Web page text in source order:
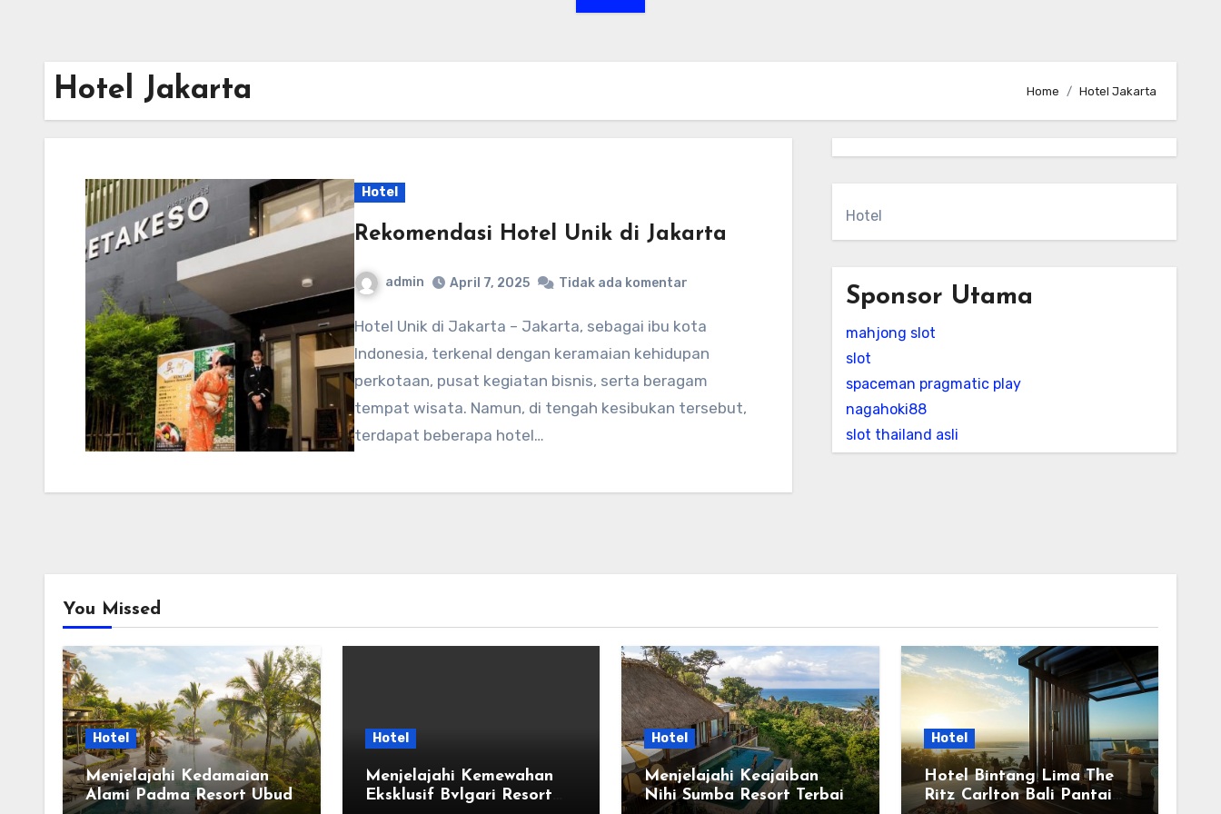
Hotel Jakarta Home Hotel Jakarta
Hotel
Rekomendasi Hotel Unik di Jakarta
admin April 7, 2025 Tidak ada komentar
Hotel Unik di Jakarta – Jakarta, sebagai ibu kota
Indonesia, terkenal dengan keramaian kehidupan
perkotaan, pusat kegiatan bisnis, serta beragam
tempat wisata. Namun, di tengah kesibukan tersebut,
terdapat beberapa hotel…
Hotel
Sponsor Utama
mahjong slot
slot
spaceman pragmatic play
nagahoki88
slot thailand asli
You Missed
Hotel
Menjelajahi Kedamaian
Alami Padma Resort Ubud
Hotel
Menjelajahi Kemewahan
Eksklusif Bvlgari Resort
Hotel
Menjelajahi Keajaiban
Nihi Sumba Resort Terbaik
Hotel
Hotel Bintang Lima The
Ritz Carlton Bali Pantai